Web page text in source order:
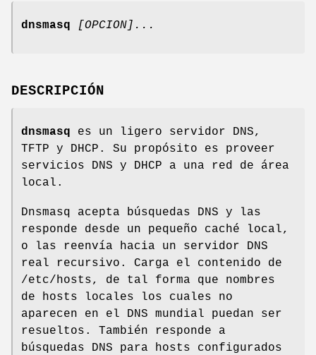
dnsmasq [OPCION]...
DESCRIPCIÓN
dnsmasq es un ligero servidor DNS,
TFTP y DHCP. Su propósito es proveer
servicios DNS y DHCP a una red de área
local.
Dnsmasq acepta búsquedas DNS y las
responde desde un pequeño caché local,
o las reenvía hacia un servidor DNS
real recursivo. Carga el contenido de
/etc/hosts, de tal forma que nombres
de hosts locales los cuales no
aparecen en el DNS mundial puedan ser
resueltos. También responde a
búsquedas DNS para hosts configurados